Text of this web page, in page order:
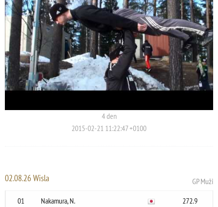
4 den
2015-02-21 11:22:47 +0100
02.08.26 Wisla
GP Muži
01
Nakamura, N. 272.9